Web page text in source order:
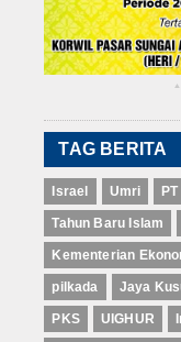
▴
TAG BERITA
Israel Umri
Tahun Baru Islam
Kementerian
pilkada Jaya
PKS UIGHUR